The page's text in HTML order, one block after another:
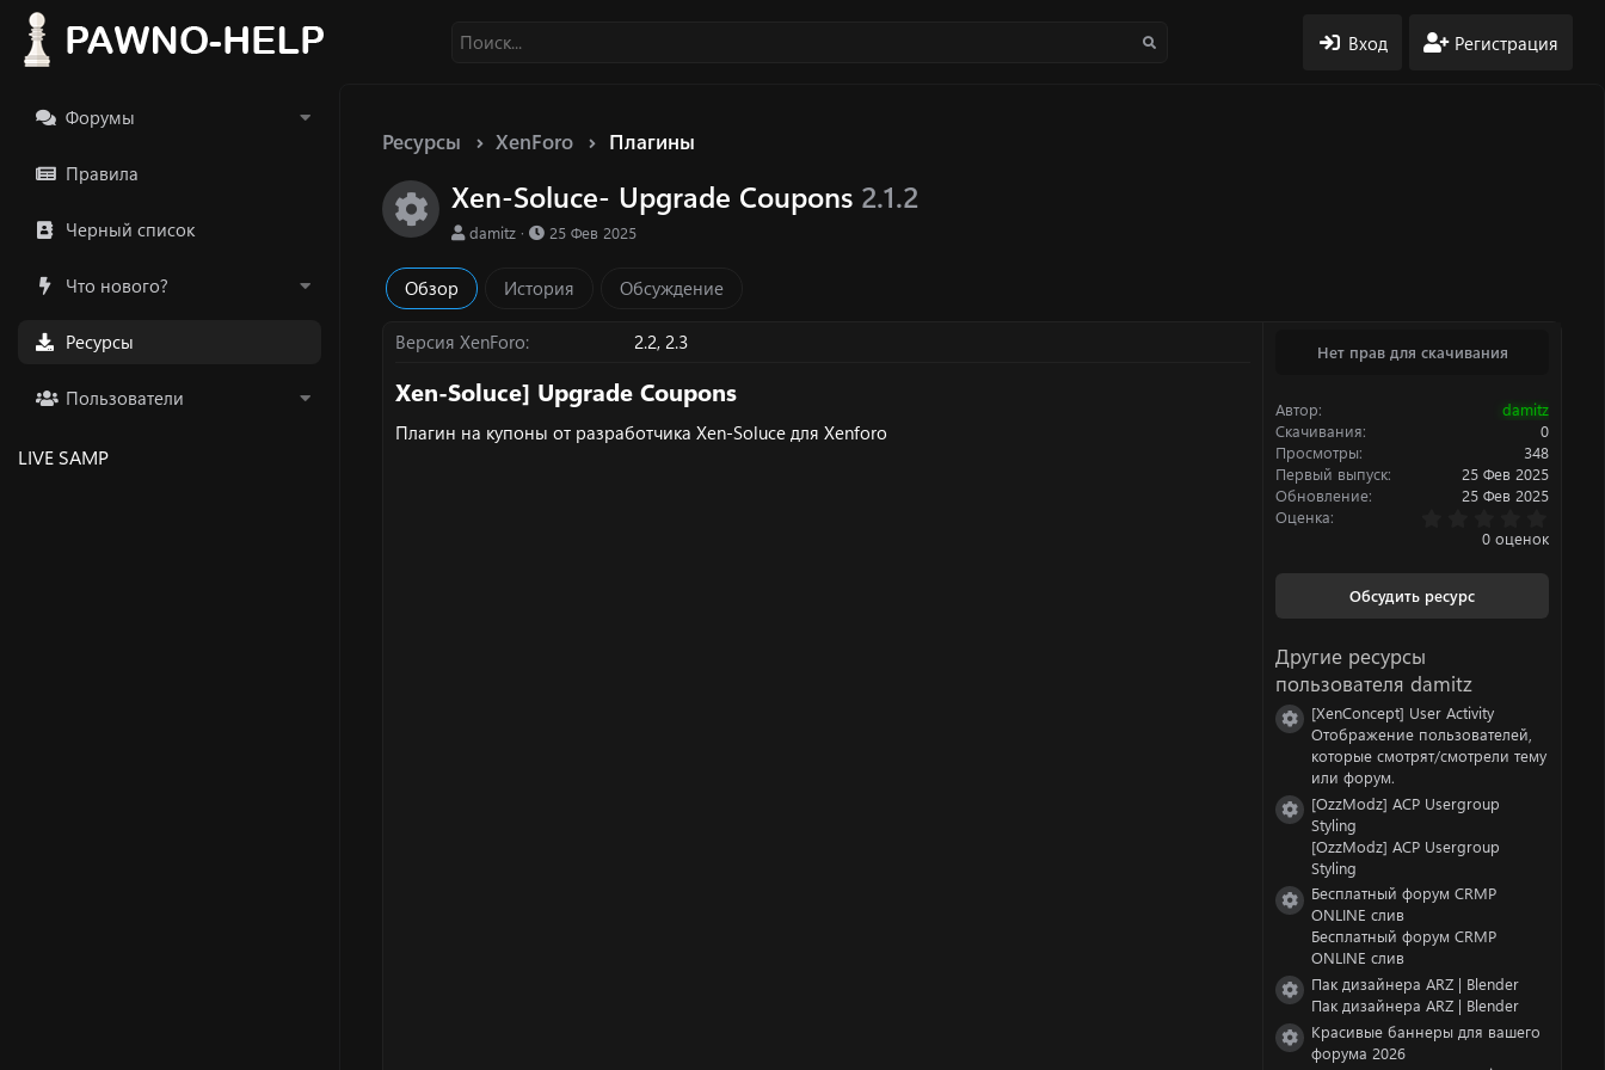
Вход Регистрация
Форумы
Правила
Черный список
Что нового?
Ресурсы
Пользователи
LIVE SAMP
Ресурсы XenForo Плагины
Иконка ресурса
Xen-Soluce- Upgrade Coupons 2.1.2
А
т
о
damitz
Д
а
д
а
и
25 Фев 2025
Обзор История Обсуждение
Версия XenForo 2.2 2.3
Xen-Soluce] Upgrade Coupons​
Плагин на купоны от разработчика Xen-Soluce для Xenforo
Нет прав для скачивания
Автор
damitz
Скачивания
0
Просмотры
348
Первый выпуск
25 Фев 2025
Обновление
25 Фев 2025
Оценка
.
0
0 оценок
Обсудить ресурс
Другие ресурсы
пользователя damitz
Иконка ресурса
[XenConcept] User Activity
Отображение пользователей,
которые смотрят/смотрели тему
или форум.
Иконка ресурса
[OzzModz] ACP Usergroup
Styling
[OzzModz] ACP Usergroup
Styling
Иконка ресурса
Бесплатный форум CRMP
ONLINE слив
Бесплатный форум CRMP
ONLINE слив
Иконка ресурса
Пак дизайнера ARZ | Blender
Пак дизайнера ARZ | Blender
Иконка ресурса
Красивые баннеры для вашего
форума 2026